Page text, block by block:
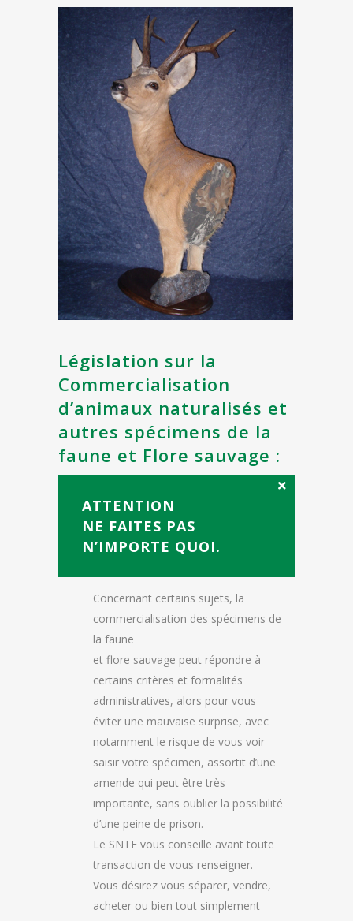
60
taxidermistes
à votre
service
VOIR L'ANNUAIRE DES ADHÉRENTS
Législation sur la
Commercialisation
d’animaux naturalisés et
autres spécimens de la
faune et Flore sauvage :
ATTENTION
NE FAITES PAS
N’IMPORTE QUOI.
Concernant certains sujets, la
commercialisation des spécimens de
la faune
et flore sauvage peut répondre à
certains critères et formalités
administratives, alors pour vous
éviter une mauvaise surprise, avec
notamment le risque de vous voir
saisir votre spécimen, assortit d’une
amende qui peut être très
importante, sans oublier la possibilité
d’une peine de prison.
Le SNTF vous conseille avant toute
transaction de vous renseigner.
Vous désirez vous séparer, vendre,
acheter ou bien tout simplement